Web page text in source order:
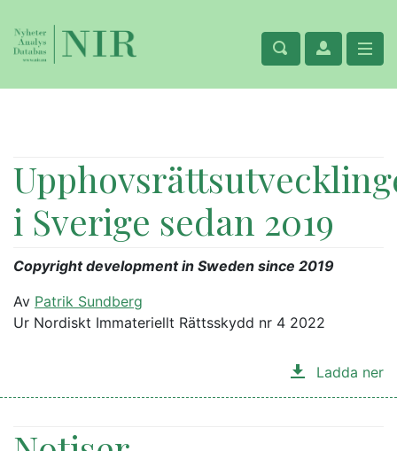
i Sverige sedan 2019
Copyright development in Sweden since 2019
Av Patrik Sundberg
Ur Nordiskt Immateriellt Rättsskydd nr 4 2022
Ladda ner